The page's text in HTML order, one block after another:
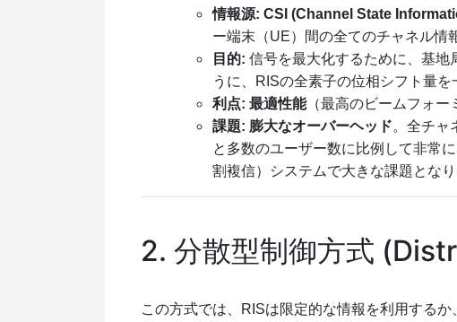
情報源: CSI (Channel State
ー端末（UE）間の全てのチャネル情
目的: 信号を最大化するために、基
うに、RISの全素子の位相シフト量を
利点: 最適性能（最高のビームフォー
課題: 膨大なオーバーヘッド。全チャ
と多数のユーザー数に比例して非常
割複信）システムで大きな課題となり
2. 分散型制御方式
この方式では、RISは限定的な情報を利用する